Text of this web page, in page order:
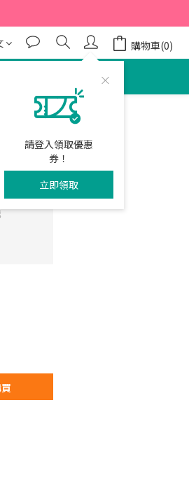
請登入領取優惠
券！
立即領取
購物車(0)
氣化痰
立即購買